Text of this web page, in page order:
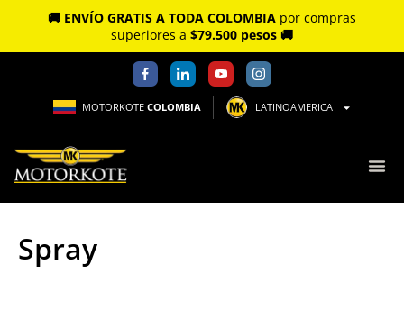
🚚 ENVÍO GRATIS A TODA COLOMBIA por compras
superiores a $79.500 pesos 🚚
MOTORKOTE COLOMBIA LATINOAMERICA
Spray